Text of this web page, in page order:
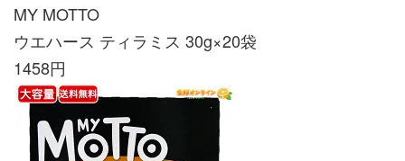
MY MOTTO
ウエハース ティラミス 30g×20袋
1458円